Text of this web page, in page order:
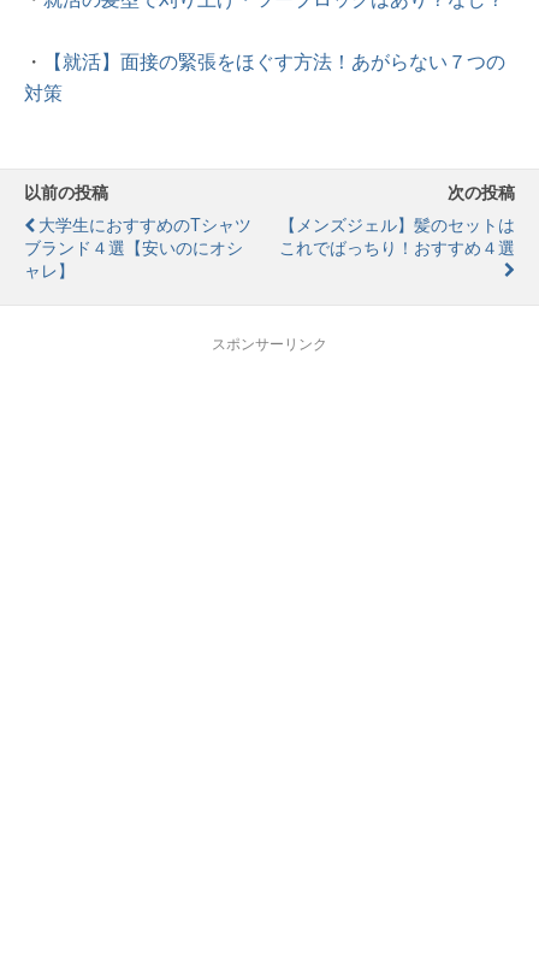
・
【就活】面接の緊張をほぐす方法！あがらない７つの
対策
以前の投稿
大学生におすすめのTシャツ
ブランド４選【安いのにオシ
ャレ】
次の投稿
【メンズジェル】髪のセットは
これでばっちり！おすすめ４選
スポンサーリンク